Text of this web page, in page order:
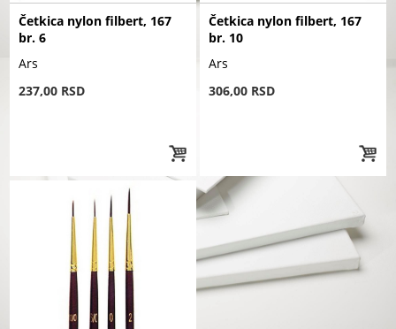
Četkica nylon filbert, 167
br. 6
Ars
237,00 RSD
Četkica nylon filbert, 167
br. 10
Ars
306,00 RSD